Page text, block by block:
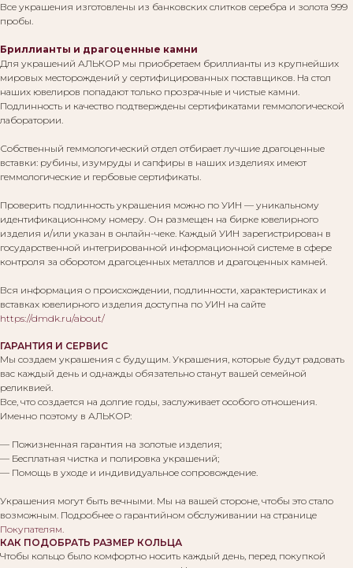
Все украшения изготовлены из банковских слитков серебра и золота 999
пробы.
Бриллианты и драгоценные камни
Для украшений АЛЬКОР мы приобретаем бриллианты из крупнейших
мировых месторождений у сертифицированных поставщиков. На стол
наших ювелиров попадают только прозрачные и чистые камни.
Подлинность и качество подтверждены сертификатами геммологической
лаборатории.
Собственный геммологический отдел отбирает лучшие драгоценные
вставки: рубины, изумруды и сапфиры в наших изделиях имеют
геммологические и гербовые сертификаты.
Проверить подлинность украшения можно по УИН — уникальному
идентификационному номеру. Он размещен на бирке ювелирного
изделия и/или указан в онлайн-чеке. Каждый УИН зарегистрирован в
государственной интегрированной информационной системе в сфере
контроля за оборотом драгоценных металлов и драгоценных камней.
Вся информация о происхождении, подлинности, характеристиках и
вставках ювелирного изделия доступна по УИН на сайте
https://dmdk.ru/about/
ГАРАНТИЯ И СЕРВИС
Мы создаем украшения с будущим. Украшения, которые будут радовать
вас каждый день и однажды обязательно станут вашей семейной
реликвией.
Все, что создается на долгие годы, заслуживает особого отношения.
Именно поэтому в АЛЬКОР:
— Пожизненная гарантия на золотые изделия;
— Бесплатная чистка и полировка украшений;
— Помощь в уходе и индивидуальное сопровождение.
Украшения могут быть вечными. Мы на вашей стороне, чтобы это стало
возможным. Подробнее о гарантийном обслуживании на странице
Покупателям.
КАК ПОДОБРАТЬ РАЗМЕР КОЛЬЦА
Чтобы кольцо было комфортно носить каждый день, перед покупкой
Вам могут понравиться: